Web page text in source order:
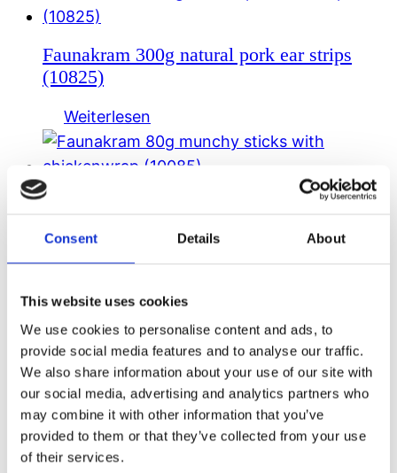
Consent Details About
This website uses cookies
We use cookies to personalise content and ads, to
provide social media features and to analyse our traffic.
We also share information about your use of our site with
our social media, advertising and analytics partners who
may combine it with other information that you’ve
provided to them or that they’ve collected from your use
of their services.
Faunakram 300g natural pork ear strips
(10825)
Weiterlesen
Faunakram 80g munchy sticks with
chickenwrap (10085)
Weiterlesen
Faunakram 150g rawhide sticks with
chicken wrap (10098)
Weiterlesen